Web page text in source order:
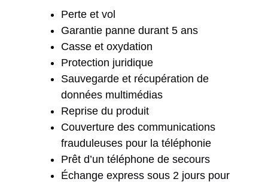
Perte et vol
Garantie panne durant 5 ans
Casse et oxydation
Protection juridique
Sauvegarde et récupération de
données multimédias
Reprise du produit
Couverture des communications
frauduleuses pour la téléphonie
Prêt d’un téléphone de secours
Échange express sous 2 jours pour